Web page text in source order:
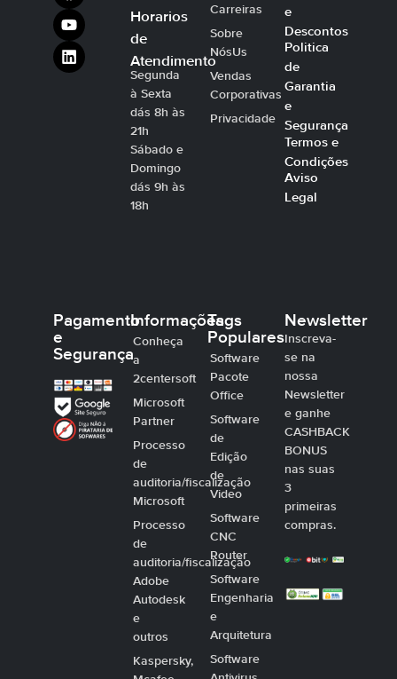
Horarios
de
Atendimento
Segunda
à Sexta
dás 8h às
21h
Sábado e
Domingo
dás 9h às
18h
Carreiras
Sobre
NósUs
Vendas
Corporativas
Privacidade
e
Descontos
Politica
de
Garantia
e
Segurança
Termos e
Condições
Aviso
Legal
Pagamento
e
Segurança
Informações
Conheça
a
2centersoft
Microsoft
Partner
Processo
de
auditoria/fiscalização
Microsoft
Processo
de
auditoria/fiscalização
Adobe
Autodesk
e
outros
Kaspersky,
Tags
Populares
Software
Pacote
Office
Software
de
Edição
de
Video
Software
CNC
Router
Software
Engenharia
e
Arquitetura
Software
Newsletter
Inscreva-
se na
nossa
Newsletter
e ganhe
CASHBACK
BONUS
nas suas
3
primeiras
compras.